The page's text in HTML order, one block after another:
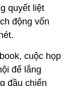
quyết liệt
động vốn
cuộc họp
để lắng
đầu chiến